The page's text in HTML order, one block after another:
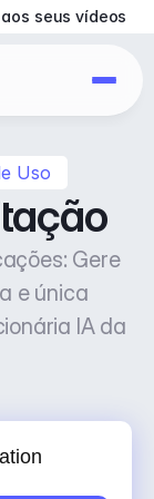
Uso
Gere
e única
IA da
seus vídeos